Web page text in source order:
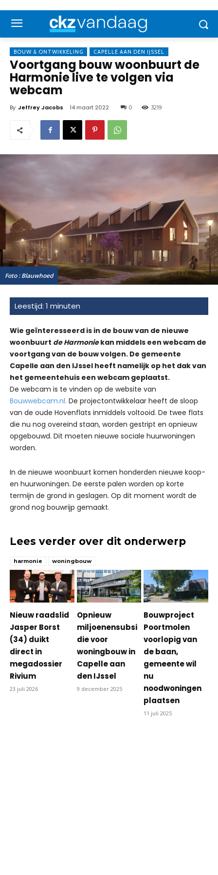
BOUW & ONTWIKKELING CAPELLE AAN DEN IJSSEL
Voortgang bouw woonbuurt de
Harmonie live te volgen via
webcam
By Jeffrey Jacobs 14 maart 2022 0 3219
Foto : Blauwhoed
Wie geïnteresseerd is in de bouw van de nieuwe
woonbuurt de Harmoniekan middels een webcam de
voortgang van de bouw volgen. De gemeente
Capelle aan den IJssel heeft namelijk op het dak van
het gemeentehuis een webcam geplaatst.
De webcam is te vinden op de website van
Bouwwebcam.nl. De projectontwikkelaar heeft de sloop
van de oude Hovenflats inmiddels voltooid. De twee flats
die nu nog overeind staan, worden gestript en opnieuw
opgebouwd. Dit moeten nieuwe sociale huurwoningen
worden.
In de nieuwe woonbuurt komen honderden nieuwe koop-
en huurwoningen. De eerste palen worden op korte
termijn de grond in geslagen. Op dit moment wordt de
grond nog bouwrijp gemaakt.
Lees verder over dit onderwerp
harmonie woningbouw
Nieuw raadslid
Jasper Borst
(34) duikt
direct in
megadossier
Rivium
23 juli 2026
Opnieuw
miljoenensubsi
die voor
woningbouw in
Capelle aan
den IJssel
9 december 2025
Bouwproject
Poortmolen
voorlopig van
de baan,
gemeente wil
nu
noodwoningen
plaatsen
11 juli 2025